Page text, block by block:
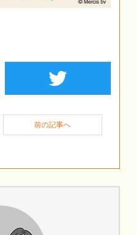
twiter
前の記事へ